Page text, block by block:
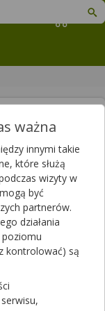
Koszyk
12-06 11:23
jest w
ważna
innymi takie
które służą
wizyty w
być
partnerów.
działania
kontrolować) są